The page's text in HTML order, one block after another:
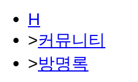
H
>커뮤니티
>방명록